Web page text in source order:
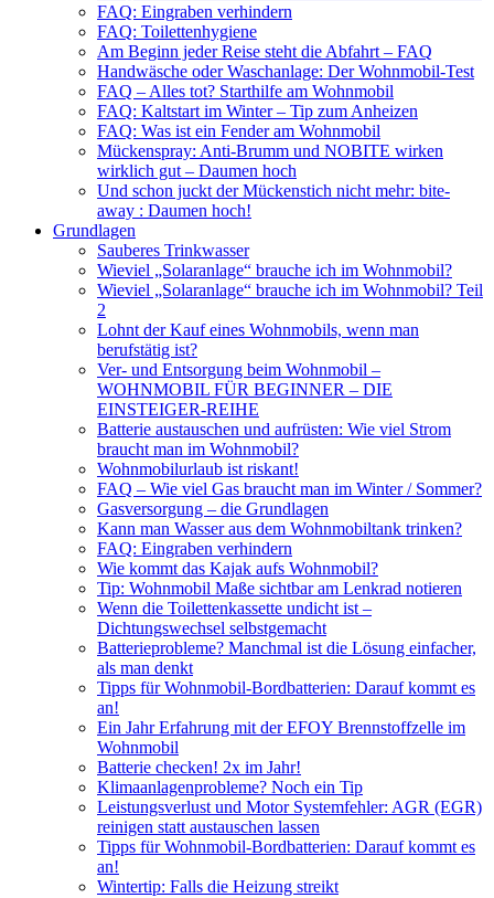
FAQ: Eingraben verhindern
FAQ: Toilettenhygiene
Am Beginn jeder Reise steht die Abfahrt – FAQ
Handwäsche oder Waschanlage: Der Wohnmobil-Test
FAQ – Alles tot? Starthilfe am Wohnmobil
FAQ: Kaltstart im Winter – Tip zum Anheizen
FAQ: Was ist ein Fender am Wohnmobil
Mückenspray: Anti-Brumm und NOBITE wirken
wirklich gut – Daumen hoch
Und schon juckt der Mückenstich nicht mehr: bite-
away : Daumen hoch!
Grundlagen
Sauberes Trinkwasser
Wieviel „Solaranlage“ brauche ich im Wohnmobil?
Wieviel „Solaranlage“ brauche ich im Wohnmobil? Teil
2
Lohnt der Kauf eines Wohnmobils, wenn man
berufstätig ist?
Ver- und Entsorgung beim Wohnmobil –
WOHNMOBIL FÜR BEGINNER – DIE
EINSTEIGER-REIHE
Batterie austauschen und aufrüsten: Wie viel Strom
braucht man im Wohnmobil?
Wohnmobilurlaub ist riskant!
FAQ – Wie viel Gas braucht man im Winter / Sommer?
Gasversorgung – die Grundlagen
Kann man Wasser aus dem Wohnmobiltank trinken?
FAQ: Eingraben verhindern
Wie kommt das Kajak aufs Wohnmobil?
Tip: Wohnmobil Maße sichtbar am Lenkrad notieren
Wenn die Toilettenkassette undicht ist –
Dichtungswechsel selbstgemacht
Batterieprobleme? Manchmal ist die Lösung einfacher,
als man denkt
Tipps für Wohnmobil-Bordbatterien: Darauf kommt es
an!
Ein Jahr Erfahrung mit der EFOY Brennstoffzelle im
Wohnmobil
Batterie checken! 2x im Jahr!
Klimaanlagenprobleme? Noch ein Tip
Leistungsverlust und Motor Systemfehler: AGR (EGR)
reinigen statt austauschen lassen
Tipps für Wohnmobil-Bordbatterien: Darauf kommt es
an!
Wintertip: Falls die Heizung streikt